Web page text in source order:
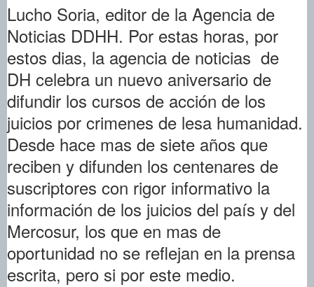
Lucho Soria, editor de la Agencia de
Noticias DDHH. Por estas horas, por
estos dias, la agencia de noticias de
DH celebra un nuevo aniversario de
difundir los cursos de acción de los
juicios por crimenes de lesa humanidad.
Desde hace mas de siete años que
reciben y difunden los centenares de
suscriptores con rigor informativo la
información de los juicios del país y del
Mercosur, los que en mas de
oportunidad no se reflejan en la prensa
escrita, pero si por este medio.